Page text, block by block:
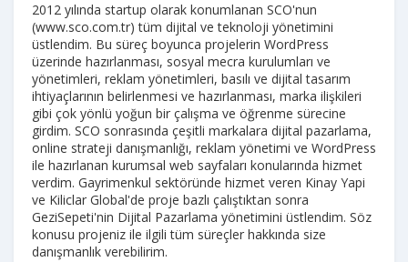
2012 yılında startup olarak konumlanan SCO'nun
(www.sco.com.tr) tüm dijital ve teknoloji yönetimini
üstlendim. Bu süreç boyunca projelerin WordPress
üzerinde hazırlanması, sosyal mecra kurulumları ve
yönetimleri, reklam yönetimleri, basılı ve dijital tasarım
ihtiyaçlarının belirlenmesi ve hazırlanması, marka ilişkileri
gibi çok yönlü yoğun bir çalışma ve öğrenme sürecine
girdim. SCO sonrasında çeşitli markalara dijital pazarlama,
online strateji danışmanlığı, reklam yönetimi ve WordPress
ile hazırlanan kurumsal web sayfaları konularında hizmet
verdim. Gayrimenkul sektöründe hizmet veren Kinay Yapi
ve Kiliclar Global'de proje bazlı çalıştıktan sonra
GeziSepeti'nin Dijital Pazarlama yönetimini üstlendim. Söz
konusu projeniz ile ilgili tüm süreçler hakkında size
danışmanlık verebilirim.